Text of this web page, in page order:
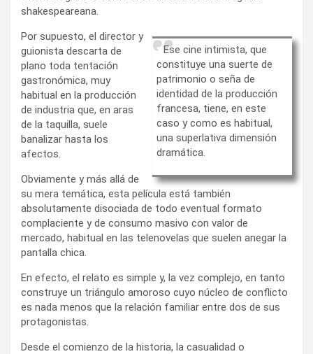
shakespeareana.
Ese cine intimista, que
constituye una suerte de
patrimonio o seña de
identidad de la producción
francesa, tiene, en este
caso y como es habitual,
una superlativa dimensión
dramática.
Por supuesto, el director y
guionista descarta de
plano toda tentación
gastronómica, muy
habitual en la producción
de industria que, en aras
de la taquilla, suele
banalizar hasta los
afectos.
Obviamente y más allá de
su mera temática, esta película está también
absolutamente disociada de todo eventual formato
complaciente y de consumo masivo con valor de
mercado, habitual en las telenovelas que suelen anegar la
pantalla chica.
En efecto, el relato es simple y, la vez complejo, en tanto
construye un triángulo amoroso cuyo núcleo de conflicto
es nada menos que la relación familiar entre dos de sus
protagonistas.
Desde el comienzo de la historia, la casualidad o